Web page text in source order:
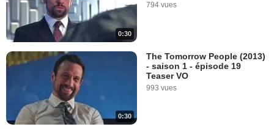
0:30
794 vues
0:30
The Tomorrow People (2013)
- saison 1 - épisode 19
Teaser VO
993 vues